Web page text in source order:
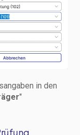
in den
"